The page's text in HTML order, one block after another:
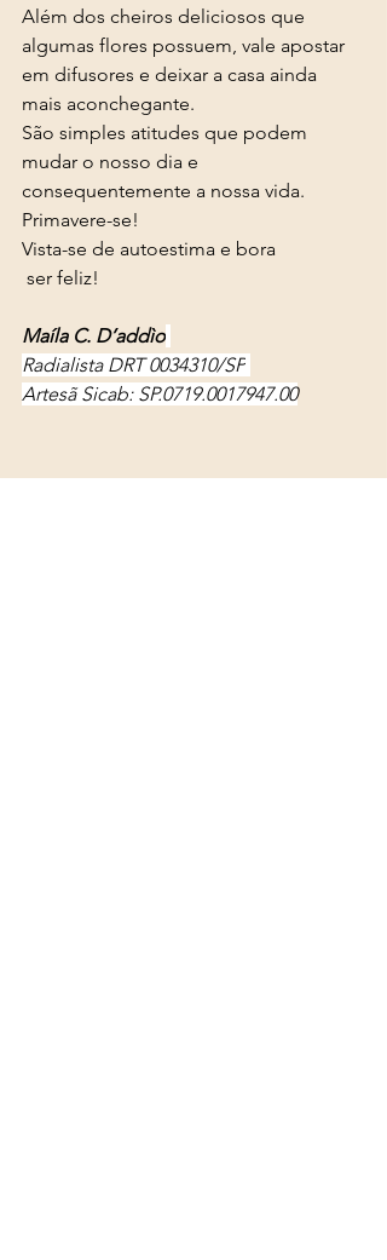
Além dos cheiros deliciosos que
algumas flores possuem, vale apostar
em difusores e deixar a casa ainda
mais aconchegante.
São simples atitudes que podem
mudar o nosso dia e
consequentemente a nossa vida.
Primavere-se!
Vista-se de autoestima e bora
ser feliz!
Maíla C. D’addìo
Radialista DRT 0034310/SP
Artesã Sicab: SP.0719.0017947.00